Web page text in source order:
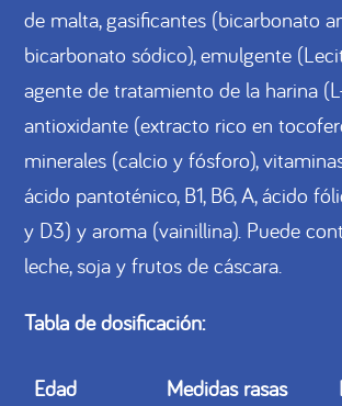
de malta, gasificantes (bicarbonato
bicarbonato sódico), emulgente
agente de tratamiento de la harina
antioxidante (extracto rico en
minerales (calcio y fósforo),
ácido pantoténico, B1, B6, A, ácido
y D3) y aroma (vainillina). Puede
leche, soja y frutos de cáscara.
Tabla de dosificación:
Edad Medidas rasas